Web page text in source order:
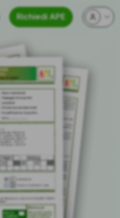
Richiedi APE